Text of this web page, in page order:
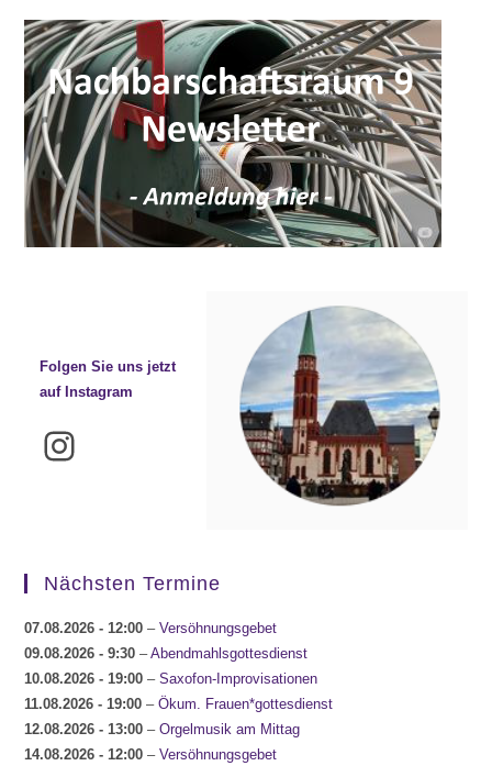
Folgen Sie uns jetzt
auf Instagram
Instagram
Nächsten Termine
07.08.2026 - 12:00 –Versöhnungsgebet
09.08.2026 - 9:30 –Abendmahlsgottesdienst
10.08.2026 - 19:00 –Saxofon-Improvisationen
11.08.2026 - 19:00 –Ökum. Frauen*gottesdienst
12.08.2026 - 13:00 –Orgelmusik am Mittag
14.08.2026 - 12:00 –Versöhnungsgebet